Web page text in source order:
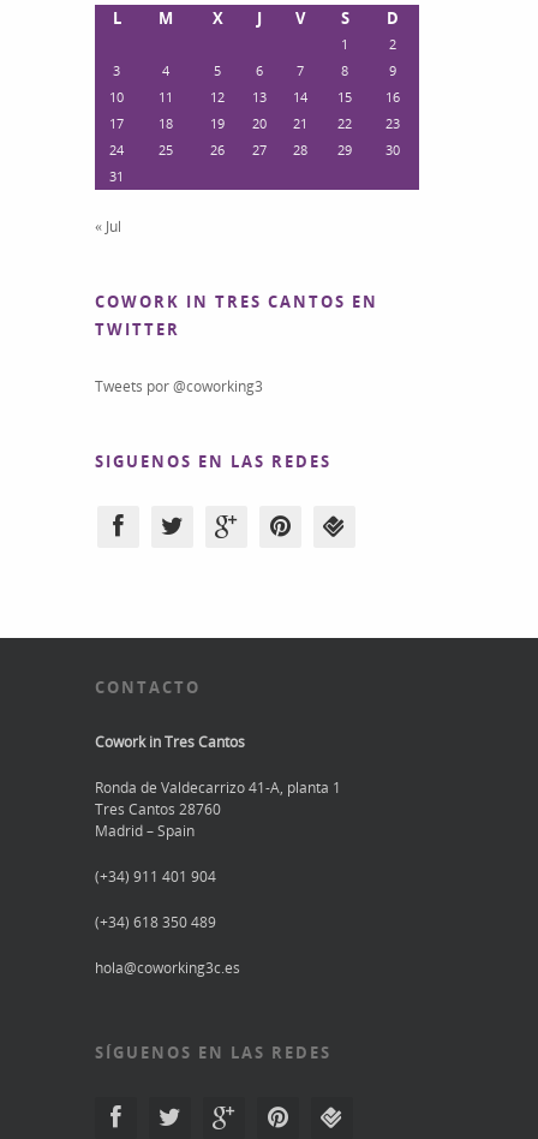
L
M X J V S D
1
2
3
4 5 6 7 8
9
10
11 12 13 14 15
16
17
18 19 20 21 22
23
24
25 26 27 28 29
30
31
« Jul
COWORK IN TRES CANTOS EN
TWITTER
Tweets por @coworking3
SIGUENOS EN LAS REDES
CONTACTO
Cowork in Tres Cantos
Ronda de Valdecarrizo 41-A, planta 1
Tres Cantos 28760
Madrid – Spain
(+34) 911 401 904
(+34) 618 350 489
hola@coworking3c.es
SÍGUENOS EN LAS REDES